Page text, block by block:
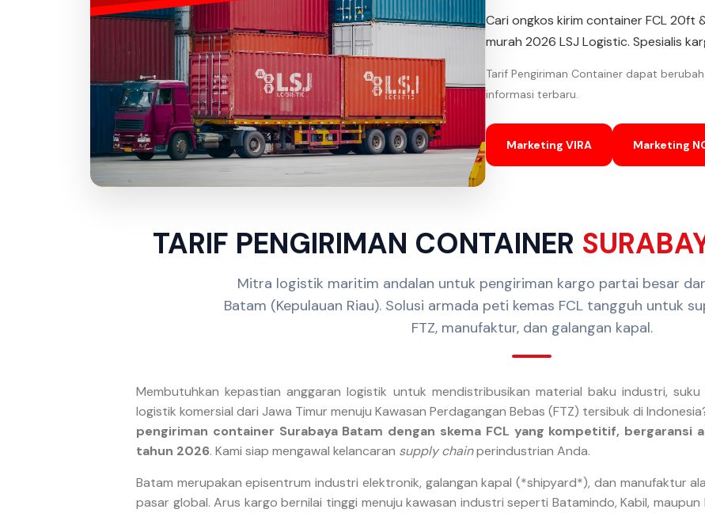
Cari ongkos kirim container FCL
murah 2026 LSJ Logistic. Spesialis
Tarif Pengiriman Container dapat
informasi terbaru.
Marketing VIRA Marketing
TARIF PENGIRIMAN CONTAINER
Mitra logistik maritim andalan untuk pengiriman kargo partai besar
Batam (Kepulauan Riau). Solusi armada peti kemas FCL tangguh untuk
FTZ, manufaktur, dan galangan kapal.
Membutuhkan kepastian anggaran logistik untuk mendistribusikan material baku industri,
logistik komersial dari Jawa Timur menuju Kawasan Perdagangan Bebas (FTZ) tersibuk di
pengiriman container Surabaya Batam dengan skema FCL yang kompetitif, bergaransi
tahun 2026. Kami siap mengawal kelancaran supply chainperindustrian Anda.
Batam merupakan episentrum industri elektronik, galangan kapal (*shipyard*), dan manufaktur
pasar global. Arus kargo bernilai tinggi menuju kawasan industri seperti Batamindo, Kabil,